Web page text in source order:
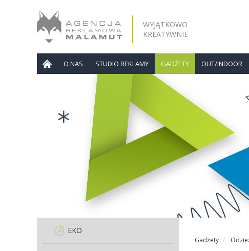
WYJĄTKOWO
KREATYWNIE
O NAS STUDIO REKLAMY GADŻETY OUT/INDOOR
EKO
Gadżety